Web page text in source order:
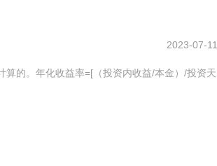
2023-07-11
的。年化收益率=[（投资内收益/本金）/投资天